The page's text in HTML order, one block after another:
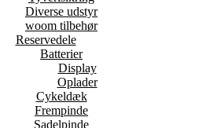
Diverse udstyr
woom tilbehør
Reservedele
Batterier
Display
Oplader
Cykeldæk
Frempinde
Sadelpinde